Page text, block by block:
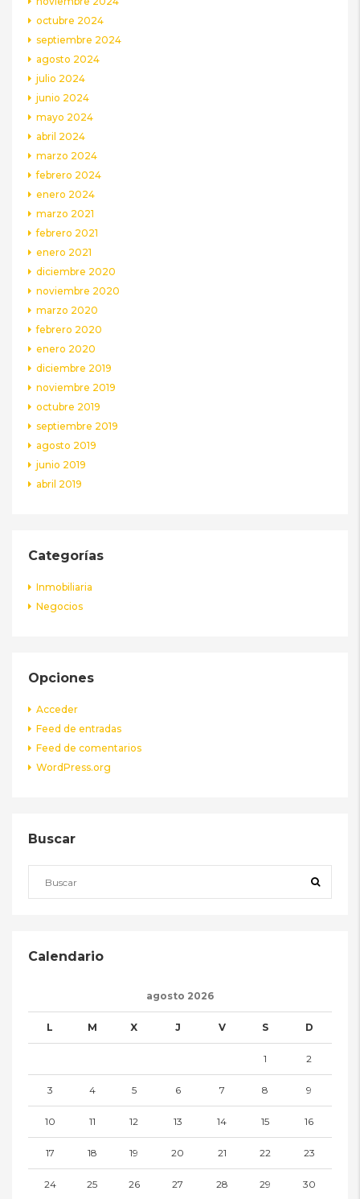
octubre 2024
septiembre 2024
agosto 2024
julio 2024
junio 2024
mayo 2024
abril 2024
marzo 2024
febrero 2024
enero 2024
marzo 2021
febrero 2021
enero 2021
diciembre 2020
noviembre 2020
marzo 2020
febrero 2020
enero 2020
diciembre 2019
noviembre 2019
octubre 2019
septiembre 2019
agosto 2019
junio 2019
abril 2019
Categorías
Inmobiliaria
Negocios
Opciones
Acceder
Feed de entradas
Feed de comentarios
WordPress.org
Buscar
Calendario
agosto 2026
L M X J V S D
1 2
3 4 5 6 7 8 9
10 11 12 13 14 15 16
17 18 19 20 21 22 23
24 25 26 27 28 29 30